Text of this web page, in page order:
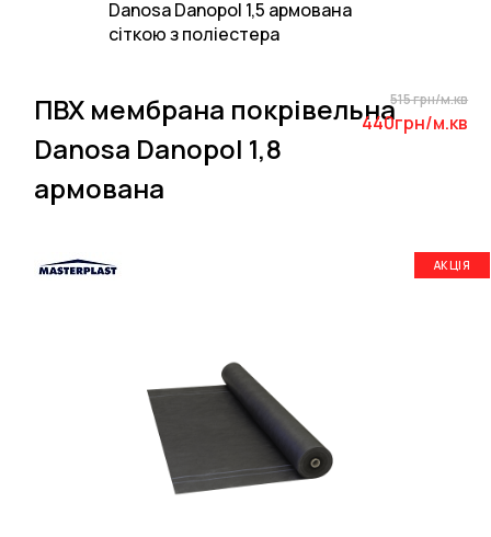
ПВХ мембрана покрівельна
Danosa Danopol 1,8
армована
515 грн/м.кв
440грн/м.кв
АКЦІЯ